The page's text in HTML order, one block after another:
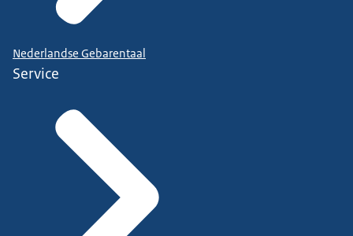
Nederlandse Gebarentaal
Service